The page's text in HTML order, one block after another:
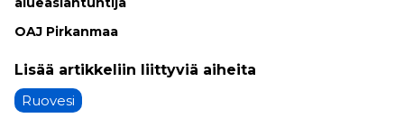
OAJ Pir­kan­maa
Ruovesi